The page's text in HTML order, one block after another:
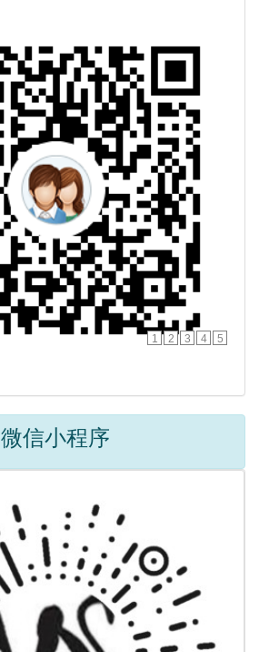
1 2 3 4 5
微信小程序